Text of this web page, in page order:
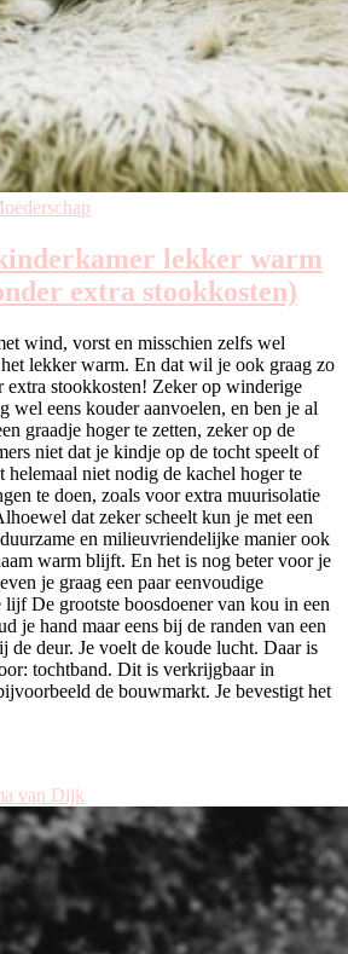
lekker warm
extra stookkosten)
wind, vorst en misschien zelfs wel
lekker warm. En dat wil je ook graag zo
extra stookkosten! Zeker op winderige
wel eens kouder aanvoelen, en ben je al
graadje hoger te zetten, zeker op de
niet dat je kindje op de tocht speelt of
helemaal niet nodig de kachel hoger te
te doen, zoals voor extra muurisolatie
dat zeker scheelt kun je met een
en milieuvriendelijke manier ook
warm blijft. En het is nog beter voor je
je graag een paar eenvoudige
De grootste boosdoener van kou in een
je hand maar eens bij de randen van een
de deur. Je voelt de koude lucht. Daar is
tochtband. Dit is verkrijgbaar in
de bouwmarkt. Je bevestigt het
van Dijk